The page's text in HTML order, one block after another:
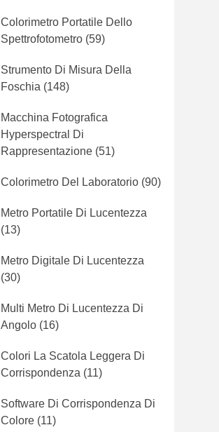
Colorimetro Portatile Dello
Spettrofotometro (59)
Strumento Di Misura Della
Foschia (148)
Macchina Fotografica
Hyperspectral Di
Rappresentazione (51)
Colorimetro Del Laboratorio (90)
Metro Portatile Di Lucentezza
(13)
Metro Digitale Di Lucentezza
(30)
Multi Metro Di Lucentezza Di
Angolo (16)
Colori La Scatola Leggera Di
Corrispondenza (11)
Software Di Corrispondenza Di
Colore (11)